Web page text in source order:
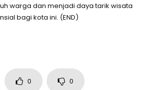
warga dan menjadi daya tarik wisata
bagi kota ini. (END)
0 0